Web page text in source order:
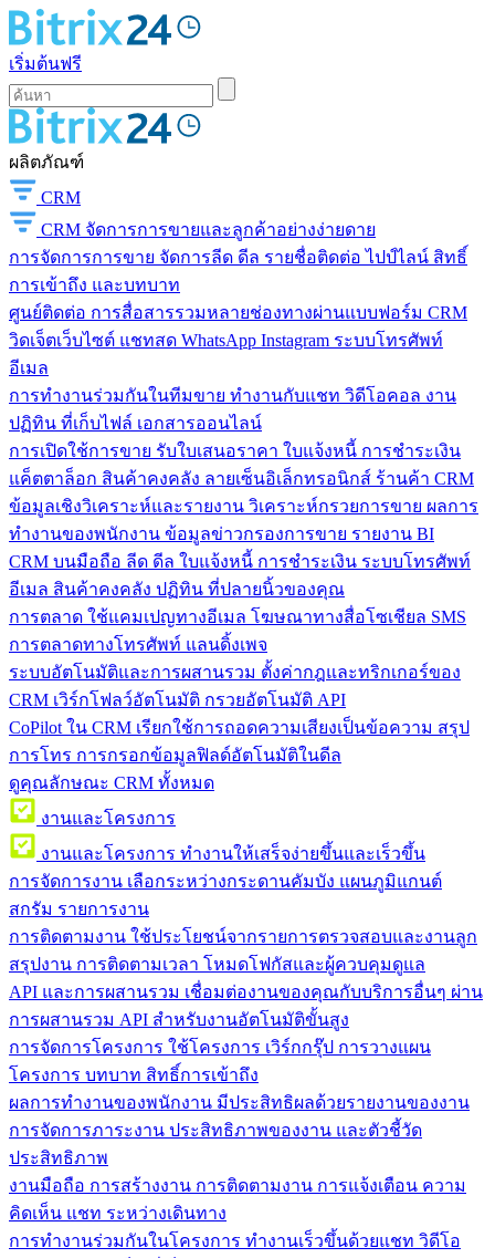
เริ่มต้นฟรี
ผลิตภัณฑ์
CRM
CRM จัดการการขายและลูกค้าอย่างง่ายดาย
การจัดการการขาย จัดการลีด ดีล รายชื่อติดต่อ ไปป์ไลน์ สิทธิ์
การเข้าถึง และบทบาท
ศูนย์ติดต่อ การสื่อสารรวมหลายช่องทางผ่านแบบฟอร์ม CRM
วิดเจ็ตเว็บไซต์ แชทสด WhatsApp Instagram ระบบโทรศัพท์
อีเมล
การทำงานร่วมกันในทีมขาย ทำงานกับแชท วิดีโอคอล งาน
ปฏิทิน ที่เก็บไฟล์ เอกสารออนไลน์
การเปิดใช้การขาย รับใบเสนอราคา ใบแจ้งหนี้ การชำระเงิน
แค็ตตาล็อก สินค้าคงคลัง ลายเซ็นอิเล็กทรอนิกส์ ร้านค้า CRM
ข้อมูลเชิงวิเคราะห์และรายงาน วิเคราะห์กรวยการขาย ผลการ
ทำงานของพนักงาน ข้อมูลข่าวกรองการขาย รายงาน BI
CRM บนมือถือ ลีด ดีล ใบแจ้งหนี้ การชำระเงิน ระบบโทรศัพท์
อีเมล สินค้าคงคลัง ปฏิทิน ที่ปลายนิ้วของคุณ
การตลาด ใช้แคมเปญทางอีเมล โฆษณาทางสื่อโซเชียล SMS
การตลาดทางโทรศัพท์ แลนดิ้งเพจ
ระบบอัตโนมัติและการผสานรวม ตั้งค่ากฎและทริกเกอร์ของ
CRM เวิร์กโฟลว์อัตโนมัติ กรวยอัตโนมัติ API
CoPilot ใน CRM เรียกใช้การถอดความเสียงเป็นข้อความ สรุป
การโทร การกรอกข้อมูลฟิลด์อัตโนมัติในดีล
ดูคุณลักษณะ CRM ทั้งหมด
งานและโครงการ
งานและโครงการ ทำงานให้เสร็จง่ายขึ้นและเร็วขึ้น
การจัดการงาน เลือกระหว่างกระดานคัมบัง แผนภูมิแกนต์
สกรัม รายการงาน
การติดตามงาน ใช้ประโยชน์จากรายการตรวจสอบและงานลูก
สรุปงาน การติดตามเวลา โหมดโฟกัสและผู้ควบคุมดูแล
API และการผสานรวม เชื่อมต่องานของคุณกับบริการอื่นๆ ผ่าน
การผสานรวม API สำหรับงานอัตโนมัติขั้นสูง
การจัดการโครงการ ใช้โครงการ เวิร์กกรุ๊ป การวางแผน
โครงการ บทบาท สิทธิ์การเข้าถึง
ผลการทำงานของพนักงาน มีประสิทธิผลด้วยรายงานของงาน
การจัดการภาระงาน ประสิทธิภาพของงาน และตัวชี้วัด
ประสิทธิภาพ
งานมือถือ การสร้างงาน การติดตามงาน การแจ้งเตือน ความ
คิดเห็น แชท ระหว่างเดินทาง
การทำงานร่วมกันในโครงการ ทํางานเร็วขึ้นด้วยแชท วิดีโอ